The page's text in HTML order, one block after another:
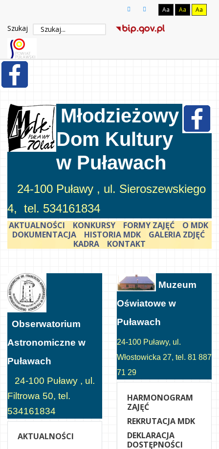
Aa Aa Aa
Szukaj
Młodzieżowy
Dom Kultury
w Puławach
24-100 Puławy , ul. Sieroszewskiego
4, tel. 534161834
AKTUALNOŚCI KONKURSY FORMY ZAJĘĆ
O MDK
DOKUMENTACJA
HISTORIA MDK
GALERIA ZDJĘĆ
KADRA
KONTAKT
Obserwatorium
Astronomiczne w
Puławach
24-100 Puławy , ul.
Filtrowa 50, tel.
534161834
AKTUALNOŚCI
Muzeum
Oświatowe w
Puławach
24-100 Puławy, ul.
Włostowicka 27, tel. 81 887
71 29
HARMONOGRAM
ZAJĘĆ
REKRUTACJA MDK
DEKLARACJA
DOSTĘPNOŚCI